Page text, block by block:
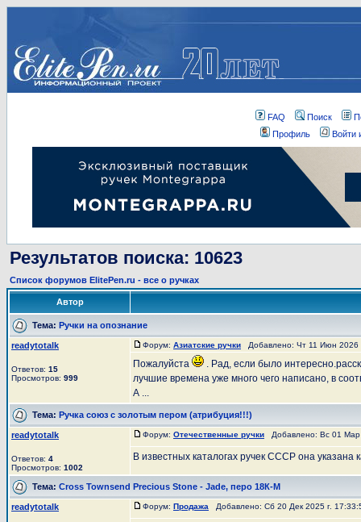
FAQ Поиск
Профиль
Войти
Результатов поиска: 10623
Список форумов ElitePen.ru - все о ручках
Автор
Тема: Ручки на опознание
readytotalk
Ответов: 15
Просмотров: 999
Форум: Азиатские ручки Добавлено: Чт 11 Июн
Пожалуйста
. Рад, если было
лучшие времена уже много чего написано, в
А ...
Тема: Ручка союз с золотым пером (атрибуция!!!)
readytotalk
Ответов: 4
Просмотров: 1002
Форум: Отечественные ручки Добавлено: Вс 01
В известных каталогах ручек СССР она указана
Тема: Cross Townsend Precious Stone - Jade, перо 18К-М
readytotalk Форум: Продажа Добавлено: Сб 20 Дек 2025 г.